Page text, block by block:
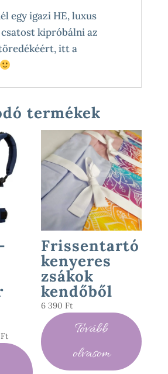
egy igazi HE, luxus
kipróbálni az
itt a
termékek
FtÁrtartomány:
990 Ft
Frissentartó
kenyeres
zsákok
kendőből
6 390 Ft
Tovább
olvasom